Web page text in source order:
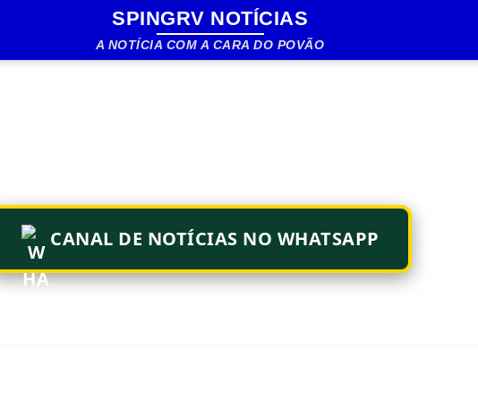
Pular para o conteúdo principal
SPINGRV NOTÍCIAS
A NOTÍCIA COM A CARA DO POVÃO
CANAL DE NOTÍCIAS NO WHATSAPP